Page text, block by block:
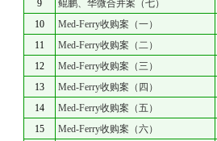
9 鲲鹏、华微合并案（七）
10
Med-Ferry收购案（一）
11
Med-Ferry收购案（二）
12
Med-Ferry收购案（三）
13
Med-Ferry收购案（四）
14
Med-Ferry收购案（五）
15
Med-Ferry收购案（六）